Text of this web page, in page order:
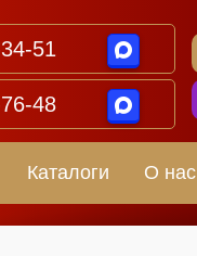
51
48
Каталоги О нас